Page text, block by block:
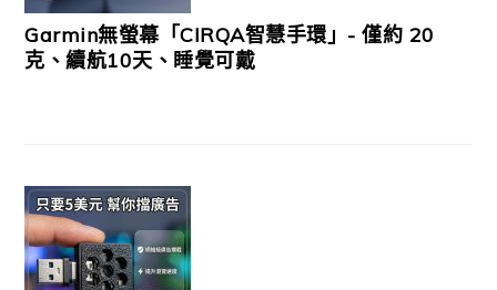
Garmin無螢幕「CIRQA智慧手環」- 僅約 20
克、續航10天、睡覺可戴